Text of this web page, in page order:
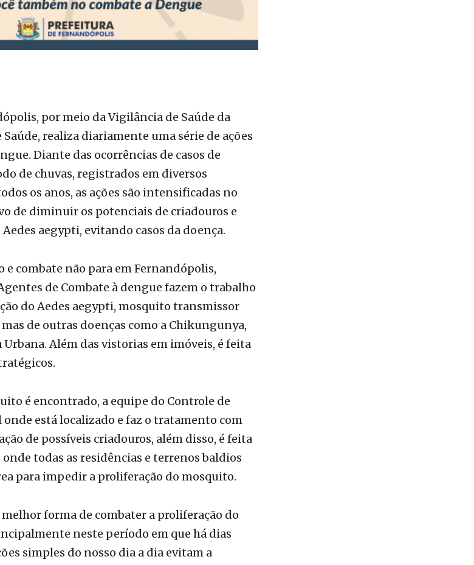
por meio da Vigilância de Saúde da
realiza diariamente uma série de ações
Diante das ocorrências de casos de
de chuvas, registrados em diversos
os anos, as ações são intensificadas no
aegypti, evitando casos da doença.
e combate não para em Fernandópolis,
de Combate à dengue fazem o trabalho
do Aedes aegypti, mosquito transmissor
de outras doenças como a Chikungunya,
é encontrado, a equipe do Controle de
onde está localizado e faz o tratamento com
de possíveis criadouros, além disso, é feita
para impedir a proliferação do mosquito.
forma de combater a proliferação do